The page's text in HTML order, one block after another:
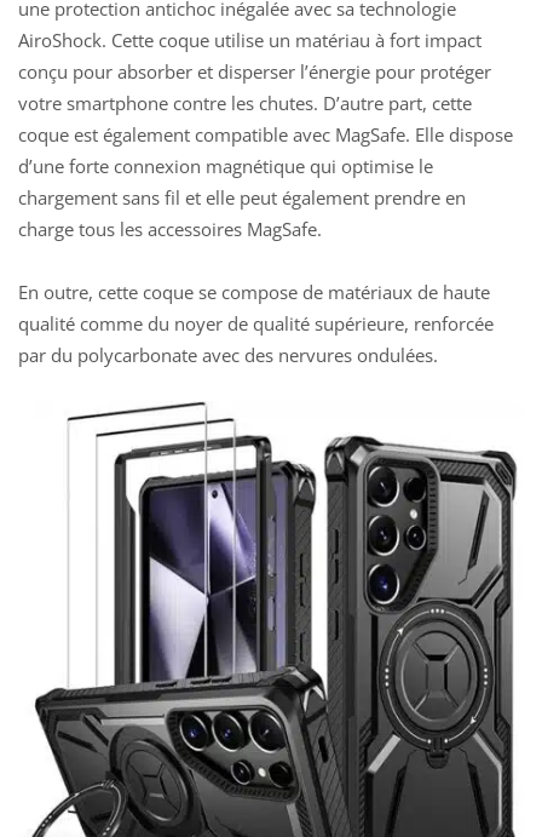
une protection antichoc inégalée avec sa technologie
AiroShock. Cette coque utilise un matériau à fort impact
conçu pour absorber et disperser l’énergie pour protéger
votre smartphone contre les chutes. D’autre part, cette
coque est également compatible avec MagSafe. Elle dispose
d’une forte connexion magnétique qui optimise le
chargement sans fil et elle peut également prendre en
charge tous les accessoires MagSafe.
En outre, cette coque se compose de matériaux de haute
qualité comme du noyer de qualité supérieure, renforcée
par du polycarbonate avec des nervures ondulées.